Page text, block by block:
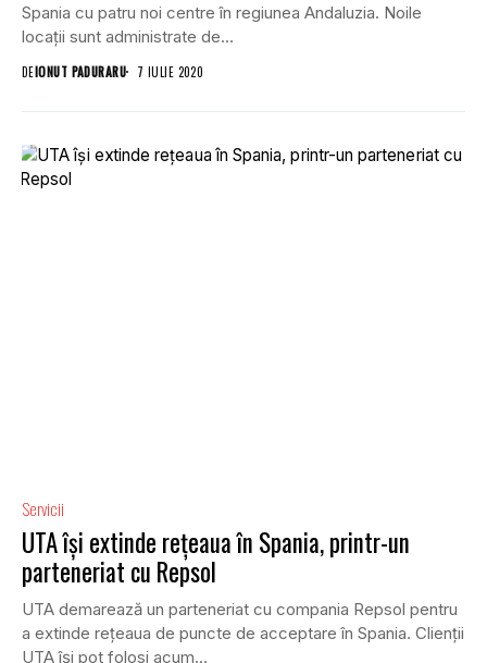
Spania cu patru noi centre în regiunea Andaluzia. Noile
locații sunt administrate de...
DEIONUT PADURARU 7 IULIE 2020
Servicii
UTA își extinde rețeaua în Spania, printr-un
parteneriat cu Repsol
UTA demarează un parteneriat cu compania Repsol pentru
a extinde rețeaua de puncte de acceptare în Spania. Clienții
UTA își pot folosi acum...